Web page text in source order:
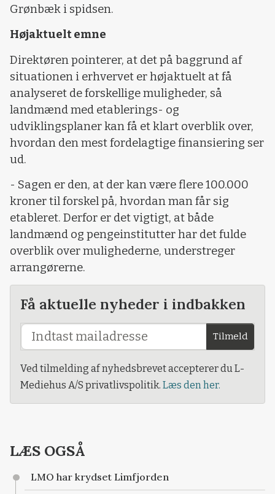
Grønbæk i spidsen.
Højaktuelt emne
Direktøren pointerer, at det på baggrund af
situationen i erhvervet er højaktuelt at få
analyseret de forskellige muligheder, så
landmænd med etablerings- og
udviklingsplaner kan få et klart overblik over,
hvordan den mest fordelagtige finansiering ser
ud.
- Sagen er den, at der kan være flere 100.000
kroner til forskel på, hvordan man får sig
etableret. Derfor er det vigtigt, at både
landmænd og pengeinstitutter har det fulde
overblik over mulighederne, understreger
arrangørerne.
Få aktuelle nyheder i indbakken
Tilmeld
Ved tilmelding af nyhedsbrevet accepterer du L-
Mediehus A/S privatlivspolitik. Læs den her.
LÆS OGSÅ
LMO har krydset Limfjorden